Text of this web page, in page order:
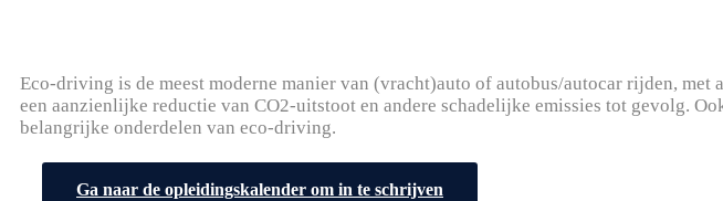
Eco-driving is de meest moderne manier van (vracht)auto of autobus/autocar rijden,
een aanzienlijke reductie van CO2-uitstoot en andere schadelijke emissies tot gevolg.
belangrijke onderdelen van eco-driving.
Ga naar de opleidingskalender om in te schrijven